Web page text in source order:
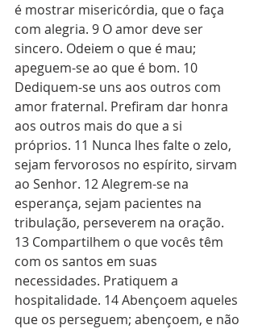
é mostrar misericórdia, que o faça
com alegria. 9 O amor deve ser
sincero. Odeiem o que é mau;
apeguem-se ao que é bom. 10
Dediquem-se uns aos outros com
amor fraternal. Prefiram dar honra
aos outros mais do que a si
próprios. 11 Nunca lhes falte o zelo,
sejam fervorosos no espírito, sirvam
ao Senhor. 12 Alegrem-se na
esperança, sejam pacientes na
tribulação, perseverem na oração.
13 Compartilhem o que vocês têm
com os santos em suas
necessidades. Pratiquem a
hospitalidade. 14 Abençoem aqueles
que os perseguem; abençoem, e não